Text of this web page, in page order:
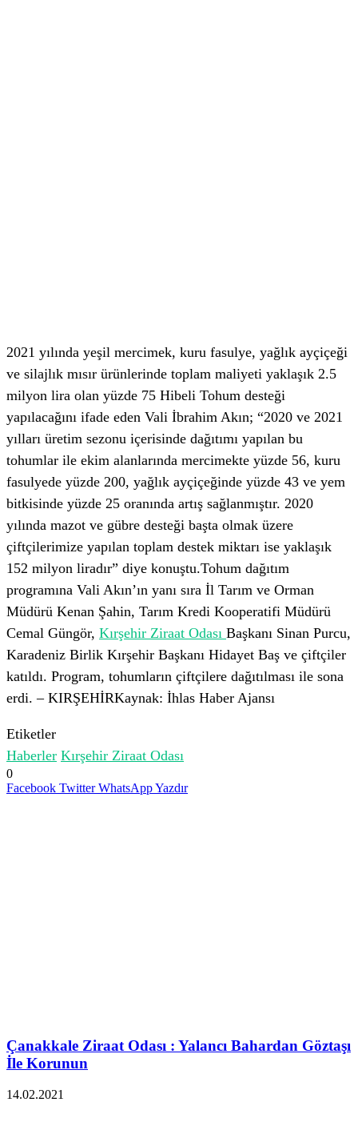
2021 yılında yeşil mercimek, kuru fasulye, yağlık ayçiçeği
ve silajlık mısır ürünlerinde toplam maliyeti yaklaşık 2.5
milyon lira olan yüzde 75 Hibeli Tohum desteği
yapılacağını ifade eden Vali İbrahim Akın; “2020 ve 2021
yılları üretim sezonu içerisinde dağıtımı yapılan bu
tohumlar ile ekim alanlarında mercimekte yüzde 56, kuru
fasulyede yüzde 200, yağlık ayçiçeğinde yüzde 43 ve yem
bitkisinde yüzde 25 oranında artış sağlanmıştır. 2020
yılında mazot ve gübre desteği başta olmak üzere
çiftçilerimize yapılan toplam destek miktarı ise yaklaşık
152 milyon liradır” diye konuştu.Tohum dağıtım
programına Vali Akın’ın yanı sıra İl Tarım ve Orman
Müdürü Kenan Şahin, Tarım Kredi Kooperatifi Müdürü
Cemal Güngör, Kırşehir Ziraat Odası Başkanı Sinan Purcu,
Karadeniz Birlik Kırşehir Başkanı Hidayet Baş ve çiftçiler
katıldı. Program, tohumların çiftçilere dağıtılması ile sona
erdi. – KIRŞEHİRKaynak: İhlas Haber Ajansı
Etiketler
Haberler Kırşehir Ziraat Odası
0
Facebook Twitter WhatsAppYazdır
Çanakkale Ziraat Odası : Yalancı Bahardan Göztaşı
İle Korunun
14.02.2021